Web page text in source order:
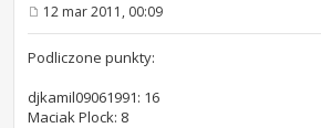
o
s
12 mar 2011, 00:09
Podliczone punkty:
djkamil09061991: 16
Maciak Plock: 8